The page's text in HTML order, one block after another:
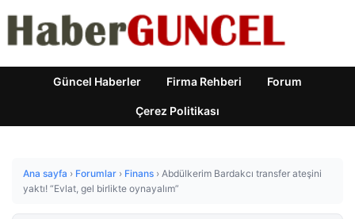
Güncel Haberler Firma Rehberi Forum
Çerez Politikası
Ana sayfa › Forumlar › Finans › Abdülkerim Bardakcı transfer ateşini
yaktı! “Evlat, gel birlikte oynayalım”